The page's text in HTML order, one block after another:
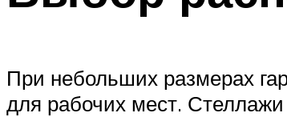
При небольших размерах
для рабочих мест.